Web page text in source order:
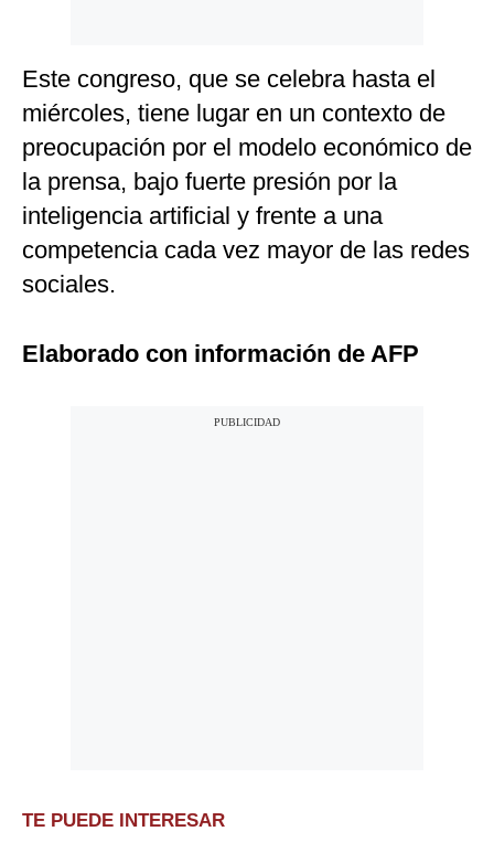
Este congreso, que se celebra hasta el
miércoles, tiene lugar en un contexto de
preocupación por el modelo económico de
la prensa, bajo fuerte presión por la
inteligencia artificial y frente a una
competencia cada vez mayor de las redes
sociales.
Elaborado con información de AFP
TE PUEDE INTERESAR